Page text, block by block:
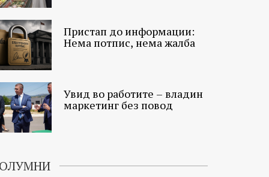
Пристап до информации:
Нема потпис, нема жалба
Увид во работите – владин
маркетинг без повод